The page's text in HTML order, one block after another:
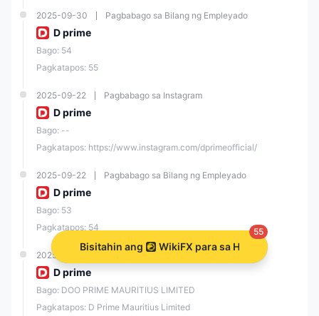
Bisitahin ang WikiFX para sa Higit Pa
55
2025-09-30 Pagbabago sa Bilang ng Empleyado
D prime
Bago: 54
Pagkatapos: 55
2025-09-22 Pagbabago sa Instagram
D prime
Bago: --
Pagkatapos: https://www.instagram.com/dprimeofficial/
2025-09-22 Pagbabago sa Bilang ng Empleyado
D prime
Bago: 53
Pagkatapos: 54
2025-09-09 Pagbabago ng Pangalan ng Kumpanya
D prime
Bago: DOO PRIME MAURITIUS LIMITED
Pagkatapos: D Prime Mauritius Limited